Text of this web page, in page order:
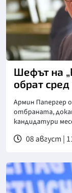
Снимка: ДПА
Шефът на
обрат
Армин Папергер
отбраната,
кандидатури
08 август |